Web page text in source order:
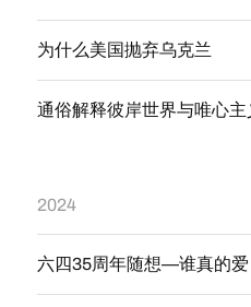
为什么美国抛弃乌克兰
通俗解释彼岸世界与唯心主
2024
六四35周年随想—谁真的爱